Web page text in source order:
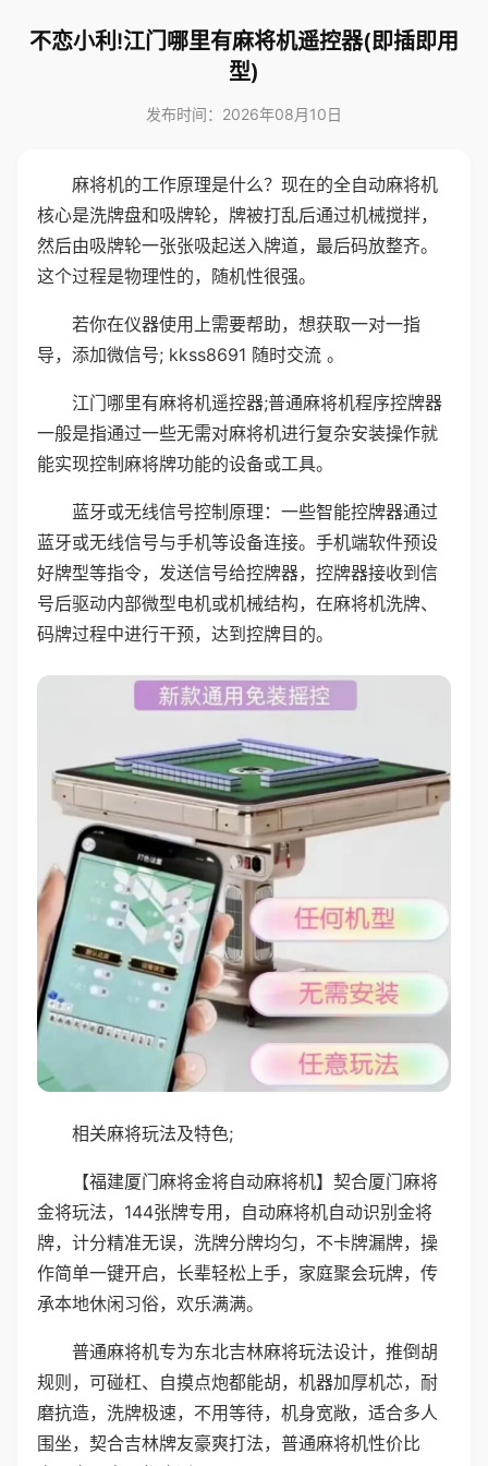
不恋小利!江门哪里有麻将机遥控器(即插即用
型)
发布时间：2026年08月10日
麻将机的工作原理是什么？现在的全自动麻将机
核心是洗牌盘和吸牌轮，牌被打乱后通过机械搅拌，
然后由吸牌轮一张张吸起送入牌道，最后码放整齐。
这个过程是物理性的，随机性很强。
若你在仪器使用上需要帮助，想获取一对一指
导，添加微信号; kkss8691 随时交流 。
江门哪里有麻将机遥控器;普通麻将机程序控牌器
一般是指通过一些无需对麻将机进行复杂安装操作就
能实现控制麻将牌功能的设备或工具。
蓝牙或无线信号控制原理：一些智能控牌器通过
蓝牙或无线信号与手机等设备连接。手机端软件预设
好牌型等指令，发送信号给控牌器，控牌器接收到信
号后驱动内部微型电机或机械结构，在麻将机洗牌、
码牌过程中进行干预，达到控牌目的。
相关麻将玩法及特色;
【福建厦门麻将金将自动麻将机】契合厦门麻将
金将玩法，144张牌专用，自动麻将机自动识别金将
牌，计分精准无误，洗牌分牌均匀，不卡牌漏牌，操
作简单一键开启，长辈轻松上手，家庭聚会玩牌，传
承本地休闲习俗，欢乐满满。
普通麻将机专为东北吉林麻将玩法设计，推倒胡
规则，可碰杠、自摸点炮都能胡，机器加厚机芯，耐
磨抗造，洗牌极速，不用等待，机身宽敞，适合多人
围坐，契合吉林牌友豪爽打法，普通麻将机性价比